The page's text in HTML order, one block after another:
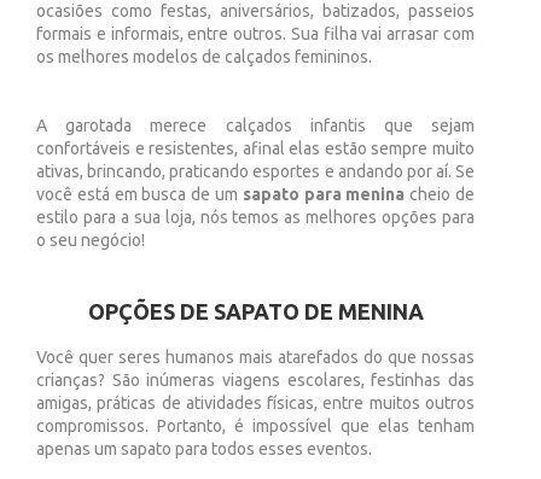
ocasiões como festas, aniversários, batizados, passeios
formais e informais, entre outros. Sua filha vai arrasar com
os melhores modelos de calçados femininos.
A garotada merece calçados infantis que sejam
confortáveis e resistentes, afinal elas estão sempre muito
ativas, brincando, praticando esportes e andando por aí. Se
você está em busca de um sapato para menina cheio de
estilo para a sua loja, nós temos as melhores opções para
o seu negócio!
OPÇÕES DE SAPATO DE MENINA
Você quer seres humanos mais atarefados do que nossas
crianças? São inúmeras viagens escolares, festinhas das
amigas, práticas de atividades físicas, entre muitos outros
compromissos. Portanto, é impossível que elas tenham
apenas um sapato para todos esses eventos.